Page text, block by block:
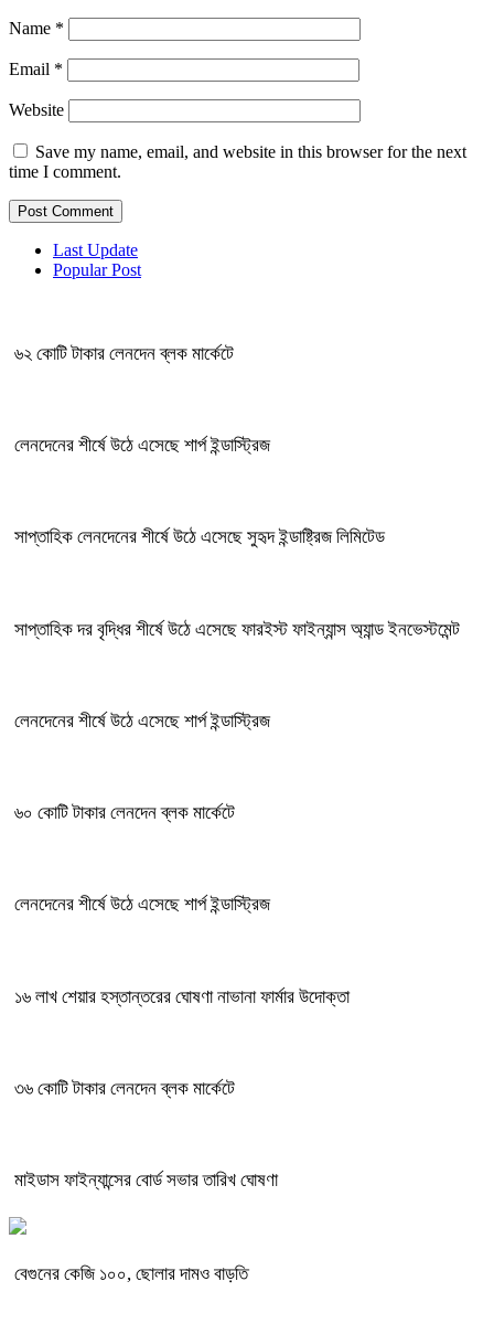
Name *
Email *
Website
Save my name, email, and website in this browser for the next
time I comment.
Last Update
Popular Post
৬২ কোটি টাকার লেনদেন ব্লক মার্কেটে
লেনদেনের শীর্ষে উঠে এসেছে শার্প ইন্ডাস্ট্রিজ
সাপ্তাহিক লেনদেনের শীর্ষে উঠে এসেছে সুহৃদ ইন্ডাষ্ট্রিজ লিমিটেড
সাপ্তাহিক দর বৃদ্ধির শীর্ষে উঠে এসেছে ফারইস্ট ফাইন্যান্স অ্যান্ড ইনভেস্টমেন্ট
লেনদেনের শীর্ষে উঠে এসেছে শার্প ইন্ডাস্ট্রিজ
৬০ কোটি টাকার লেনদেন ব্লক মার্কেটে
লেনদেনের শীর্ষে উঠে এসেছে শার্প ইন্ডাস্ট্রিজ
১৬ লাখ শেয়ার হস্তান্তরের ঘোষণা নাভানা ফার্মার উদোক্তা
৩৬ কোটি টাকার লেনদেন ব্লক মার্কেটে
মাইডাস ফাইন্যান্সের বোর্ড সভার তারিখ ঘোষণা
বেগুনের কেজি ১০০, ছোলার দামও বাড়তি